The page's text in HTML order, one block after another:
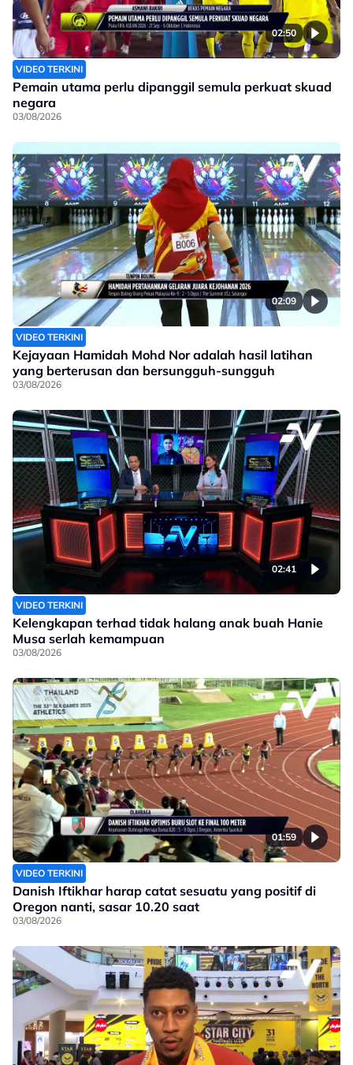
02:50
VIDEO TERKINI
Pemain utama perlu dipanggil semula perkuat skuad
negara
03/08/2026
02:09
VIDEO TERKINI
Kejayaan Hamidah Mohd Nor adalah hasil latihan
yang berterusan dan bersungguh-sungguh
03/08/2026
02:41
VIDEO TERKINI
Kelengkapan terhad tidak halang anak buah Hanie
Musa serlah kemampuan
03/08/2026
01:59
VIDEO TERKINI
Danish Iftikhar harap catat sesuatu yang positif di
Oregon nanti, sasar 10.20 saat
03/08/2026